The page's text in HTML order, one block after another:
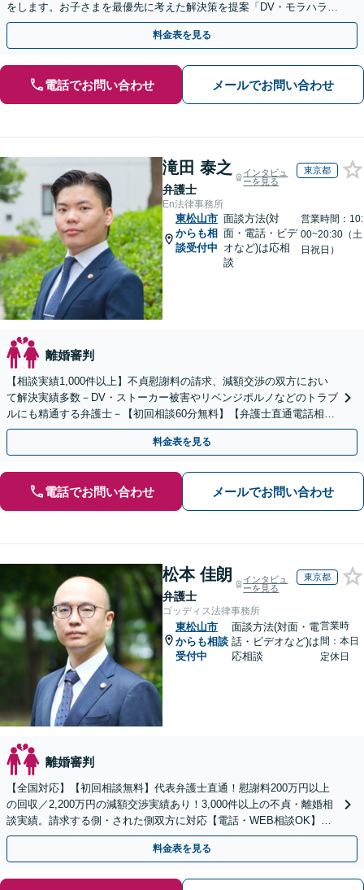
をします。お子さまを最優先に考えた解決策を提案「DV・モラハラに
悩む方を徹底サポート」【完全個室】【休日夜間面談可】
料金表を見る
電話でお問い合わせ メールでお問い合わせ
滝田 泰之
弁護士
インタビュ
ーを見る
東京都
En法律事務所
東松山市
からも相
談受付中
面談方法(対
面・電話・ビデ
オなど)は応相
談
営業時間：10:
00~20:30（土
日祝日）
離婚審判
【相談実績1,000件以上】不貞慰謝料の請求、減額交渉の双方におい
て解決実績多数－DV・ストーカー被害やリベンジポルノなどのトラブ
ルにも精通する弁護士－【初回相談60分無料】【弁護士直通電話相談
可】【来所一切不要】【夜間・休日面談可】
料金表を見る
電話でお問い合わせ メールでお問い合わせ
松本 佳朗
弁護士
インタビュ
ーを見る
東京都
ゴッディス法律事務所
東松山市
からも相談
受付中
面談方法(対面・電
話・ビデオなど)は
応相談
営業時
間：本日
定休日
離婚審判
【全国対応】【初回相談無料】代表弁護士直通！慰謝料200万円以上
の回収／2,200万円の減額交渉実績あり！3,000件以上の不貞・離婚相
談実績。請求する側・された側双方に対応【電話・WEB相談OK】
【即日介入】慰謝料請求と離婚の同時対応可
料金表を見る